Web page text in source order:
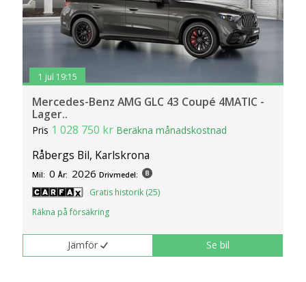
1 jul 19:15
Mercedes-Benz AMG GLC 43 Coupé 4MATIC -
Lager..
Pris 1 028 750 kr Beräkna månadskostnad
Råbergs Bil, Karlskrona
Mil: 0 År: 2026 Drivmedel:
Gratis historik (25)
Räkna på försäkring
Jämför Se bil